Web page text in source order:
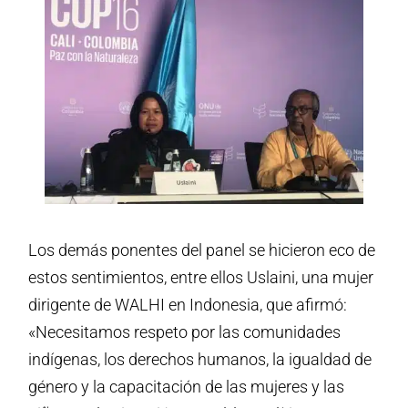
Los demás ponentes del panel se hicieron eco de
estos sentimientos, entre ellos Uslaini, una mujer
dirigente de WALHI en Indonesia, que afirmó:
«Necesitamos respeto por las comunidades
indígenas, los derechos humanos, la igualdad de
género y la capacitación de las mujeres y las